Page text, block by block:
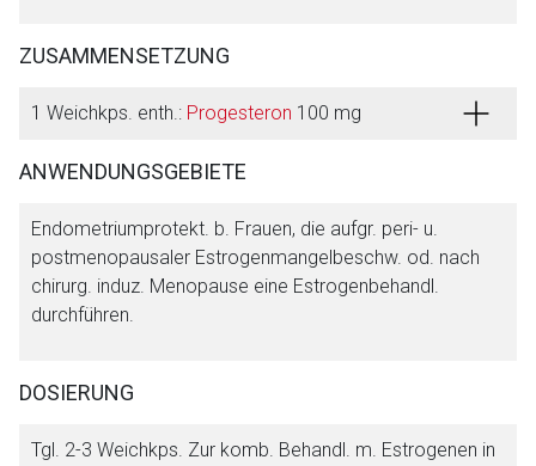
ZUSAMMENSETZUNG
1 Weichkps. enth.: Progesteron 100 mg
ANWENDUNGSGEBIETE
Endometriumprotekt. b. Frauen, die aufgr. peri- u.
postmenopausaler Estrogenmangelbeschw. od. nach
chirurg. induz. Menopause eine Estrogenbehandl.
durchführen.
DOSIERUNG
Tgl. 2-3 Weichkps. Zur komb. Behandl. m. Estrogenen in